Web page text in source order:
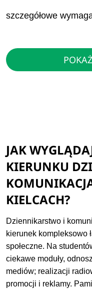
szczegółowe
JAK
KIERUNKU
KIELCACH?
Dziennikarstwo i
kierunek kompleksowo
społeczne. Na
ciekawe moduły,
mediów; realizacji
promocji i reklamy.